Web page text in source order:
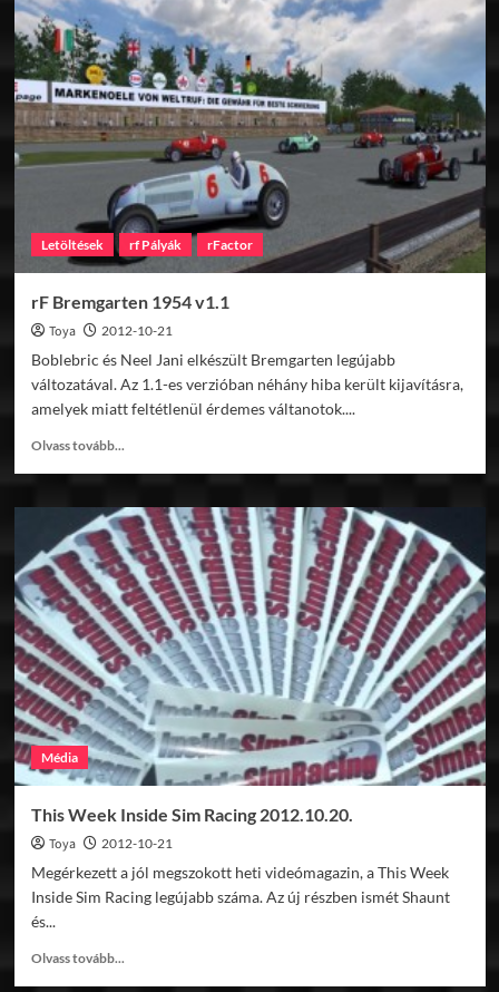
Bremgarten
1954
v1.1
Letöltések rf Pályák rFactor
rF Bremgarten 1954 v1.1
Toya 2012-10-21
Boblebric és Neel Jani elkészült Bremgarten legújabb
változatával. Az 1.1-es verzióban néhány hiba került kijavításra,
amelyek miatt feltétlenül érdemes váltanotok....
Olvass tovább...
rF
Bremgarten
1954
v1.1
Média
This Week Inside Sim Racing 2012.10.20.
Toya 2012-10-21
Megérkezett a jól megszokott heti videómagazin, a This Week
Inside Sim Racing legújabb száma. Az új részben ismét Shaunt
és...
Olvass tovább...